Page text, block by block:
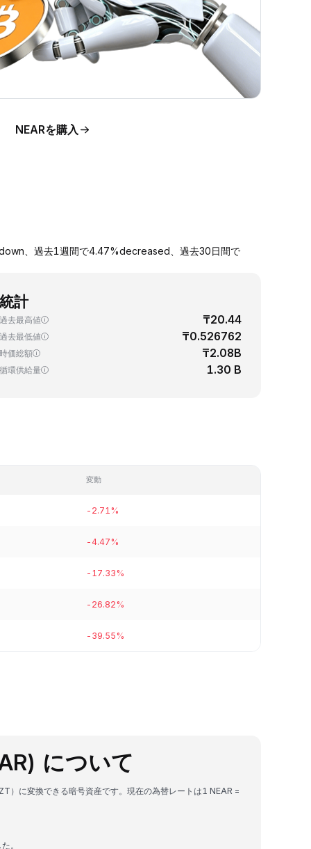
NEARを購入
、過去1週間で4.47%decreased、過去30日間で
統計
過去最高値 ₸20.44
過去最低値 ₸0.526762
時価総額 ₸2.08B
循環供給量 1.30 B
変動
-2.71%
-4.47%
-17.33%
-26.82%
-39.55%
について
に変換できる暗号資産です。現在の為替レートは1 NEAR =
。